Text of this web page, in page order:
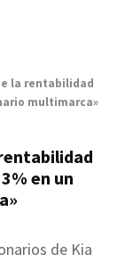
la rentabilidad
multimarca»
en un
de Kia